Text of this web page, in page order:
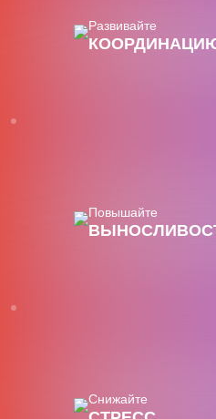
Развивайте
Повышайте
Снижайте